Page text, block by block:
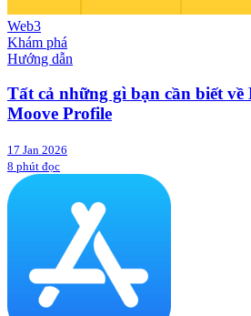
Web3
Khám phá
Hướng dẫn
Tất cả những gì bạn cần biết
Moove Profile
17 Jan 2026
8 phút đọc